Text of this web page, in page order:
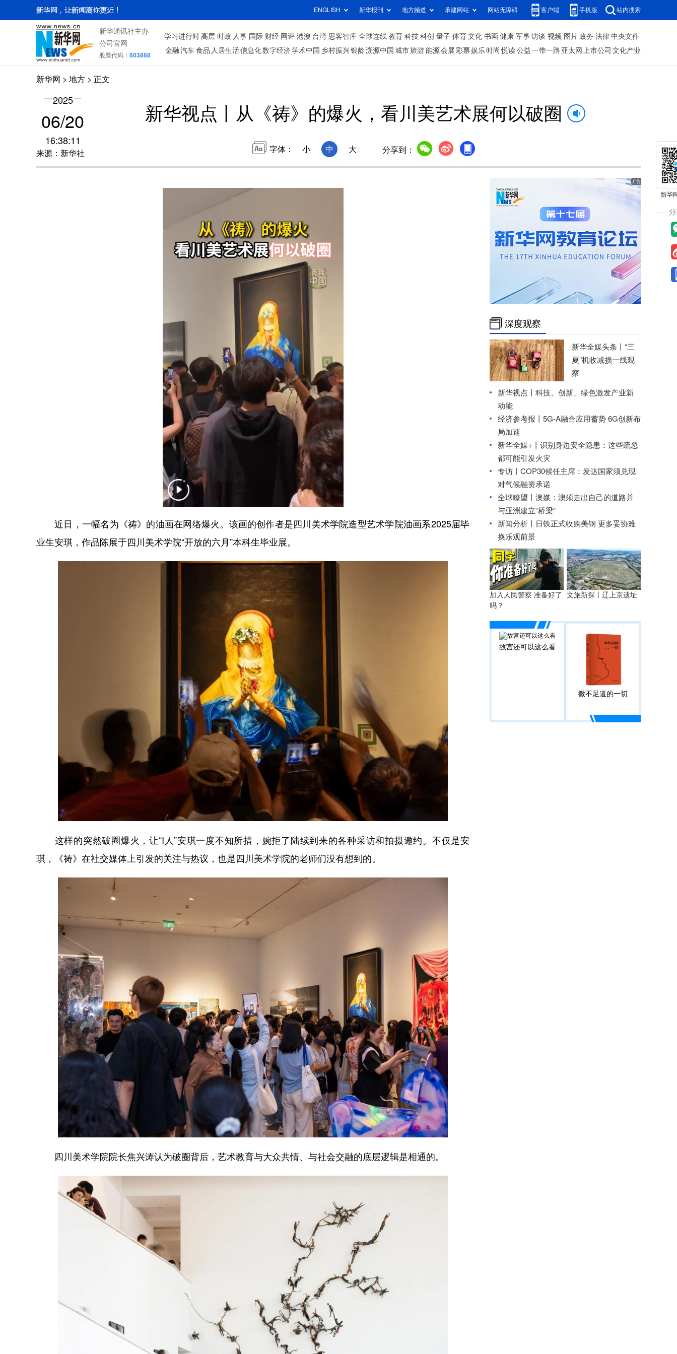
ENGLISH 新华报刊 地方频道 承建网站 网站无障碍 客户端 手机版 站内搜索
新华通讯社主办
公司官网
股票代码： 603888
学习进行时 高层 时政 人事 国际 财经 网评 港澳 台湾 思客智库 全球连线 教育 科技 科创 量子 体育 文化 书画 健康 军事 访谈 视频 图片 政务 法律 中央文件
金融 汽车 食品 人居生活信息化数字经济学术中国 乡村振兴银龄溯源中国 城市旅游 能源 会展 彩票娱乐 时尚 悦读 公益 一带一路 亚太网 上市公司 文化产业
新华网 > 地方 > 正文
2025
06/20
16:38:11
来源：新华社
新华视点丨从《祷》的爆火，看川美艺术展何以破圈
字体： 小 中 大 分享到：
近日，一幅名为《祷》的油画在网络爆火。该画的创作者是四川美术学院造型艺术学院油画系2025届毕
业生安琪，作品陈展于四川美术学院“开放的六月”本科生毕业展。
这样的突然破圈爆火，让“I人”安琪一度不知所措，婉拒了陆续到来的各种采访和拍摄邀约。不仅是安
琪，《祷》在社交媒体上引发的关注与热议，也是四川美术学院的老师们没有想到的。
四川美术学院院长焦兴涛认为破圈背后，艺术教育与大众共情、与社会交融的底层逻辑是相通的。
深度观察
新华全媒头条丨 “三
夏”机收减损一线观
察
新华视点丨 科技、创新、绿色激发产业新
动能
经济参考报丨 5G-A融合应用蓄势 6G创新布
局加速
新华全媒+丨 识别身边安全隐患：这些疏忽
都可能引发火灾
专访丨COP30候任主席：发达国家须兑现
对气候融资承诺
全球瞭望丨澳媒：澳须走出自己的道路并
与亚洲建立“桥梁”
新闻分析丨日铁正式收购美钢 更多妥协难
换乐观前景
加入人民警察 准备好了
吗？
文旅新探丨辽上京遗址
故宫还可以这么看
微不足道的一切